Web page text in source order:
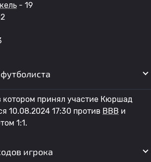
- 19
котором принял участие Кюршад
10.08.2024 17:30 против ВВВ и
1:1.
игрока